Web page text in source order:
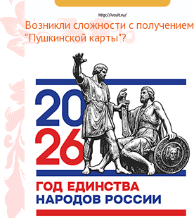
Возникли сложности с получением
"Пушкинской карты"?